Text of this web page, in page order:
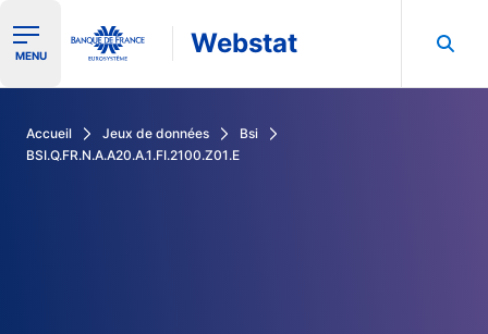
Ouvrir le menu de navigation
MENU Webstat
Accueil Jeux de données
Bsi
BSI.Q.FR.N.A.A20.A.1.FI.2100.Z01.E